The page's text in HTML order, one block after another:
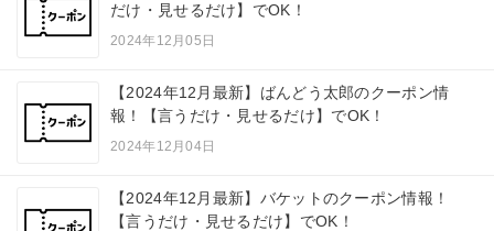
だけ・見せるだけ】でOK！
2024年12月05日
【2024年12月最新】ばんどう太郎のクーポン情
報！【言うだけ・見せるだけ】でOK！
2024年12月04日
【2024年12月最新】バケットのクーポン情報！
【言うだけ・見せるだけ】でOK！